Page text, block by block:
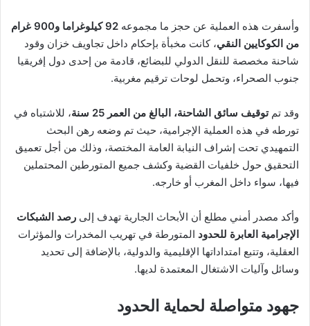
وأسفرت هذه العملية عن حجز ما مجموعه
92 كيلوغراما و900 غرام
من الكوكايين النقي، كانت مخبأة بإحكام داخل تجاويف خزان وقود
شاحنة مخصصة للنقل الدولي للبضائع، قادمة من إحدى دول إفريقيا
جنوب الصحراء، وتحمل لوحات ترقيم مغربية.
وقد تمتوقيف سائق الشاحنة، البالغ من العمر 25 سنة
، للاشتباه في
تورطه في هذه العملية الإجرامية، حيث تم وضعه رهن البحث
التمهيدي تحت إشراف النيابة العامة المختصة، وذلك من أجل تعميق
التحقيق حول خلفيات القضية وكشف جميع المتورطين المحتملين
فيها، سواء داخل المغرب أو خارجه.
وأكد مصدر أمني مطلع أن الأبحاث الجارية تهدف إلى رصد الشبكات
الإجرامية العابرة للحدود المتورطة في تهريب المخدرات والمؤثرات
العقلية، وتتبع امتداداتها الإقليمية والدولية، بالإضافة إلى تحديد
وسائل وآليات الاشتغال المعتمدة لديها.
جهود متواصلة لحماية الحدود